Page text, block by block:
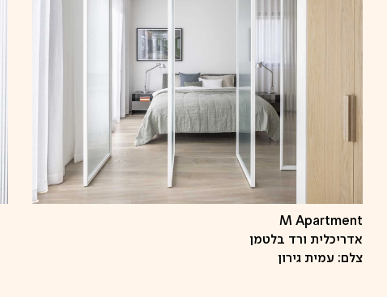
M Apartment
אדריכלית ורד בלטמן
צלם: עמית גירון